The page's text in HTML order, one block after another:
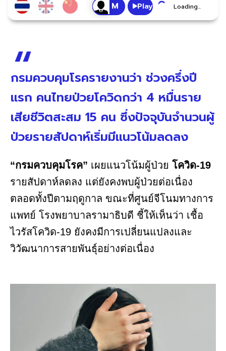
Play Loading...
กรมควบคุมโรครายงานว่า ช่วงครึ่งปี
แรก คนไทยป่วยโควิดกว่า 4 หมื่นราย
เสียชีวิตสะสม 15 คน ซึ่งปัจจุบันจำนวนผู้
ป่วยรายสัปดาห์เริ่มมีแนวโน้มลดลง
“กรมควบคุมโรค” เผยแนวโน้มผู้ป่วย โควิด-19
รายสัปดาห์ลดลง แต่ยังคงพบผู้ป่วยต่อเนื่อง
ตลอดทั้งปีตามฤดูกาล ขณะที่ศูนย์จีโนมทางการ
แพทย์ โรงพยาบาลรามาธิบดี ชี้ให้เห็นว่า เชื้อ
ไวรัสโควิด-19 ยังคงมีการเปลี่ยนแปลงและ
วิวัฒนาการสายพันธุ์อย่างต่อเนื่อง